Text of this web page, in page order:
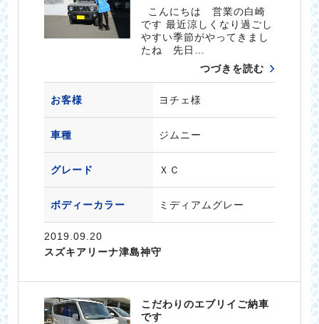
こんにちは 営業の白崎
です 最近涼しくなり過ごし
やすい季節がやってきまし
たね 先日…
つづきを読む
お客様 ヨチェ様
車種 ジムニー
グレード ＸＣ
ボディーカラー ミディアムグレー
2019.09.20
スズキアリーナ津島神守
こだわりのエブリイご納車
です